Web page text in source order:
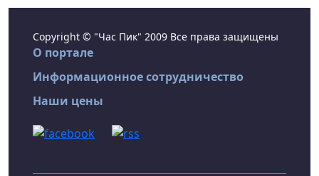
Copyright © "Час Пик" 2009 Все права защищены
О портале
Информационное сотрудничество
Наши цены